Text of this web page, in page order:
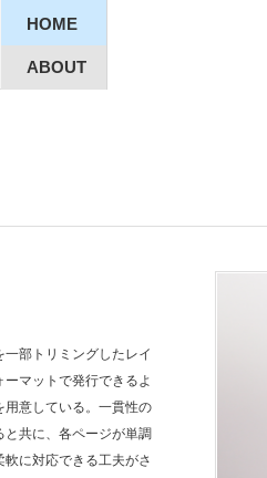
HOME
ABOUT
部トリミングしたレイ
マットで発行できるよ
用意している。一貫性の
共に、各ページが単調
に対応できる工夫がさ